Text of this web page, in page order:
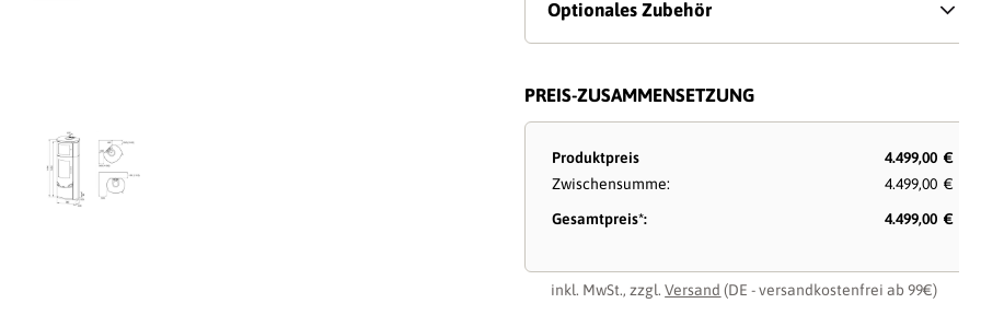
Optionales Zubehör
PREIS-ZUSAMMENSETZUNG
Produktpreis
4.499,00 €
Zwischensumme:
4.499,00 €
Gesamtpreis*:
4.499,00 €
inkl. MwSt., zzgl.Versand (DE - versandkostenfrei ab 99€)